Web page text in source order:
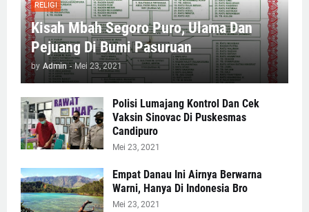
RELIGI
Kisah Mbah Segoro Puro, Ulama Dan
Pejuang Di Bumi Pasuruan
by Admin - Mei 23, 2021
Polisi Lumajang Kontrol Dan Cek
Vaksin Sinovac Di Puskesmas
Candipuro
Mei 23, 2021
Empat Danau Ini Airnya Berwarna
Warni, Hanya Di Indonesia Bro
Mei 23, 2021